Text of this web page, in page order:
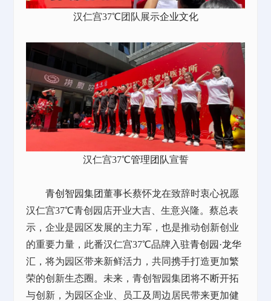
汉仁宫37℃团队展示企业文化
汉仁宫37℃管理团队宣誓
青创智园集团董事长蔡怀龙在致辞时衷心祝愿
汉仁宫37℃青创园店开业大吉、生意兴隆。蔡总表
示，企业是园区发展的主力军，也是推动创新创业
的重要力量，此番汉仁宫37℃品牌入驻青创园·龙华
汇 ，将为园区带来新鲜活力，共同携手打造更加繁
荣的创新生态圈。未来，青创智园集团将不断开拓
与创新，为园区企业、员工及周边居民带来更加健